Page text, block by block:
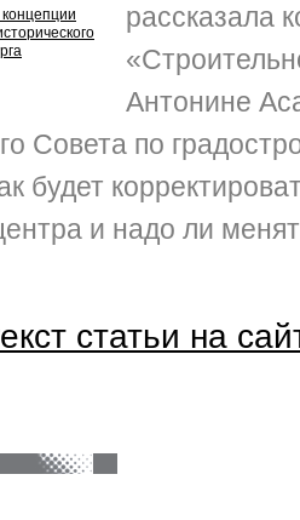
концепции
рассказала
Антонине
Совета по
будет
и надо ли
статьи на